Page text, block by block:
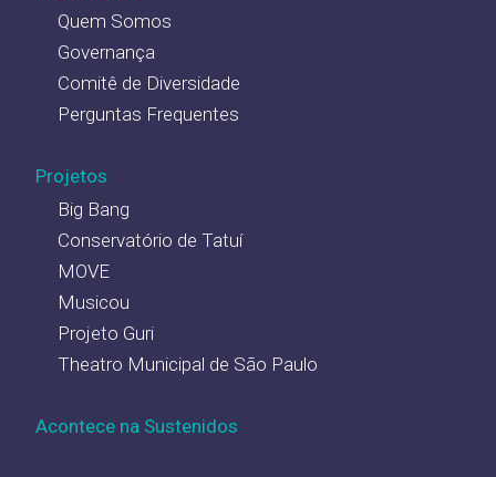
Quem Somos
Governança
Comitê de Diversidade
Perguntas Frequentes
Projetos
Big Bang
Conservatório de Tatuí
MOVE
Musicou
Projeto Guri
Theatro Municipal de São Paulo
Acontece na Sustenidos